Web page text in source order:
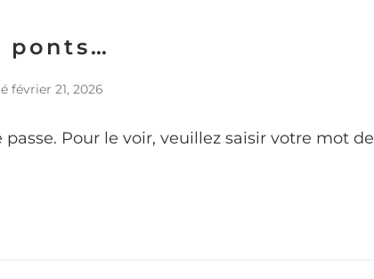
ponts…
février 21, 2026
Pour le voir, veuillez saisir votre mot de